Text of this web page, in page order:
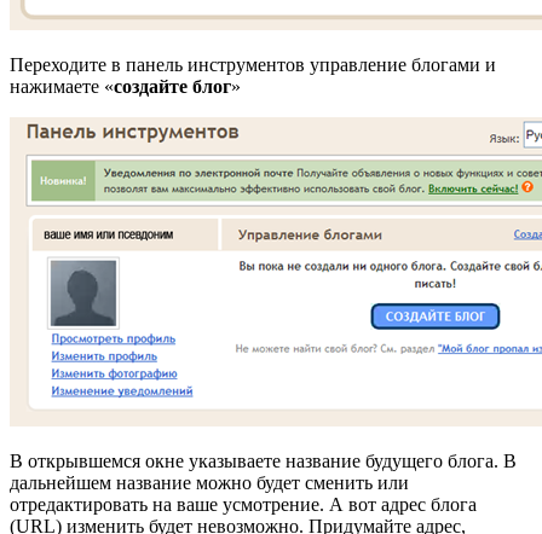
Переходите в панель инструментов управление блогами и
нажимаете «создайте блог»
В открывшемся окне указываете название будущего блога. В
дальнейшем название можно будет сменить или
отредактировать на ваше усмотрение. А вот адрес блога
(URL) изменить будет невозможно. Придумайте адрес,